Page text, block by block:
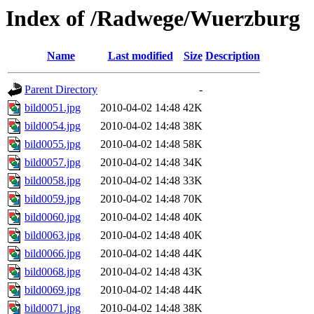
Index of /Radwege/Wuerzburg
Name Last modified Size Description
Parent Directory
-
bild0051.jpg
2010-04-02 14:48 42K
bild0054.jpg
2010-04-02 14:48 38K
bild0055.jpg
2010-04-02 14:48 58K
bild0057.jpg
2010-04-02 14:48 34K
bild0058.jpg
2010-04-02 14:48 33K
bild0059.jpg
2010-04-02 14:48 70K
bild0060.jpg
2010-04-02 14:48 40K
bild0063.jpg
2010-04-02 14:48 40K
bild0066.jpg
2010-04-02 14:48 44K
bild0068.jpg
2010-04-02 14:48 43K
bild0069.jpg
2010-04-02 14:48 44K
bild0071.jpg
2010-04-02 14:48 38K